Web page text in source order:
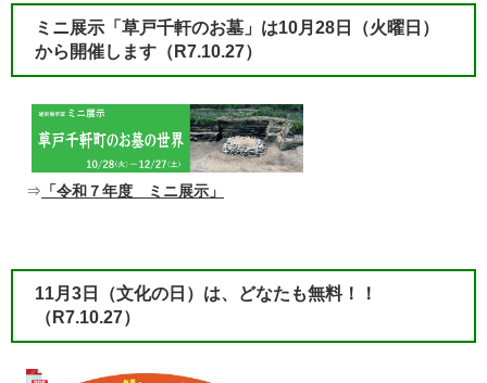
ミニ展示「草戸千軒のお墓」は10月28日（火曜日）
から開催します （R7.10.27）
⇒ 「令和７年度 ミニ展示」
11月3日（文化の日）は、どなたも無料！！​
（R7.10.27）